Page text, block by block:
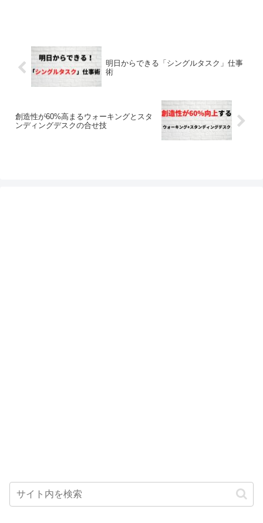
明日からできる「シングルタスク」仕事
術
創造性が60%高まるウォーキングとスタ
ンディングデスクの合せ技